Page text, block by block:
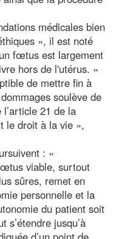
médicales bien
», il est noté
fœtus est largement
hors de l'utérus. «
de mettre fin à
soulève de
21 de la
le droit à la vie »,
: «
viable, surtout
sûres, remet en
personnelle et la
du patient soit
s’étendre jusqu’à